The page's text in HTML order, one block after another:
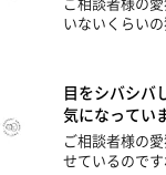
いないくらい
目をシバシバ
気になってい
ご相談者様の
せているので